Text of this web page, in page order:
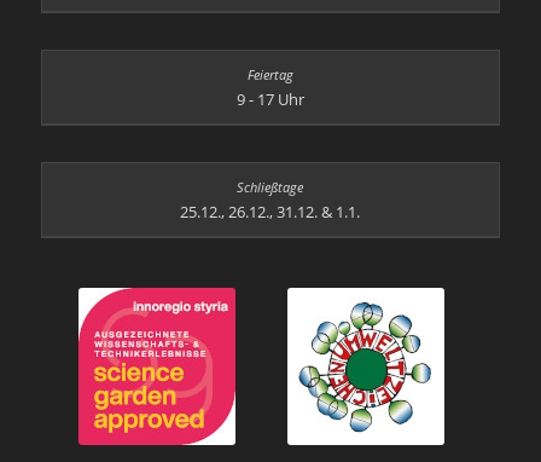
9 - 17 Uhr
25.12., 26.12., 31.12. & 1.1.